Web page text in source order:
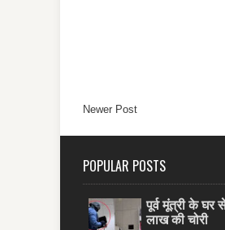
Newer Post
POPULAR POSTS
पूर्व मूंत्री के घर
लाख की चोरी